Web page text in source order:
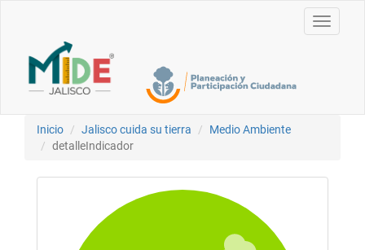
Toggle
Inicio Jalisco cuida su tierra
Medio Ambiente
detalleIndicador